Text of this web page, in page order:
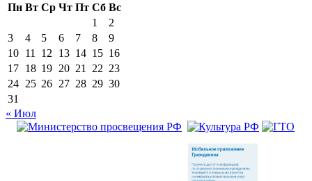
Пн Вт Ср Чт Пт Сб Вс
1
2
3
4 5 6 7 8
9
10 11 12 13 14 15 16
17 18 19 20 21 22 23
24 25 26 27 28 29 30
31
« Июл